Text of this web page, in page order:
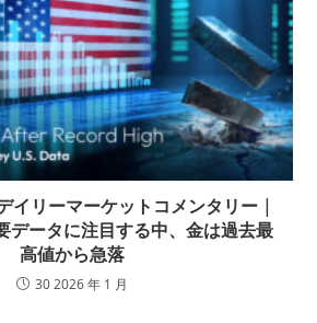
イリーマーケットコメンタリー |
データに注目する中、金は過去最
高値から急落
30 2026 年 1 月